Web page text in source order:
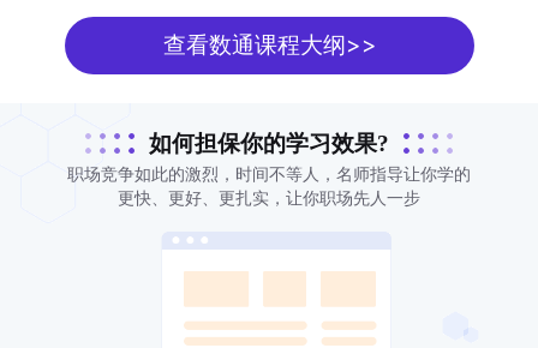
查看数通课程大纲>>
如何担保你的学习效果?
职场竞争如此的激烈，时间不等人，名师指导让你学的
更快、更好、更扎实，让你职场先人一步